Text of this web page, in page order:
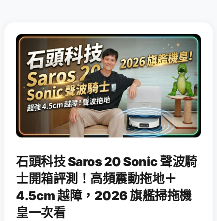
石頭科技 Saros 20 Sonic 聲波騎
士開箱評測！高頻震動拖地＋
4.5cm 越障，2026 旗艦掃拖機
皇一次看